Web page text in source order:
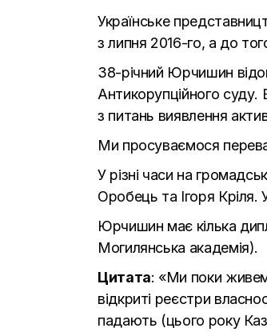
Українське
з липня 2016-го, а до
38-річний Юрчишин
Антикорупційного
з питань виявлення
Ми просуваємося
У різні часи на
Оробець та Ігоря Кріля.
Юрчишин має кілька
Могилянська академія).
Цитата: «Ми поки
відкриті реєстри
падають (цього року